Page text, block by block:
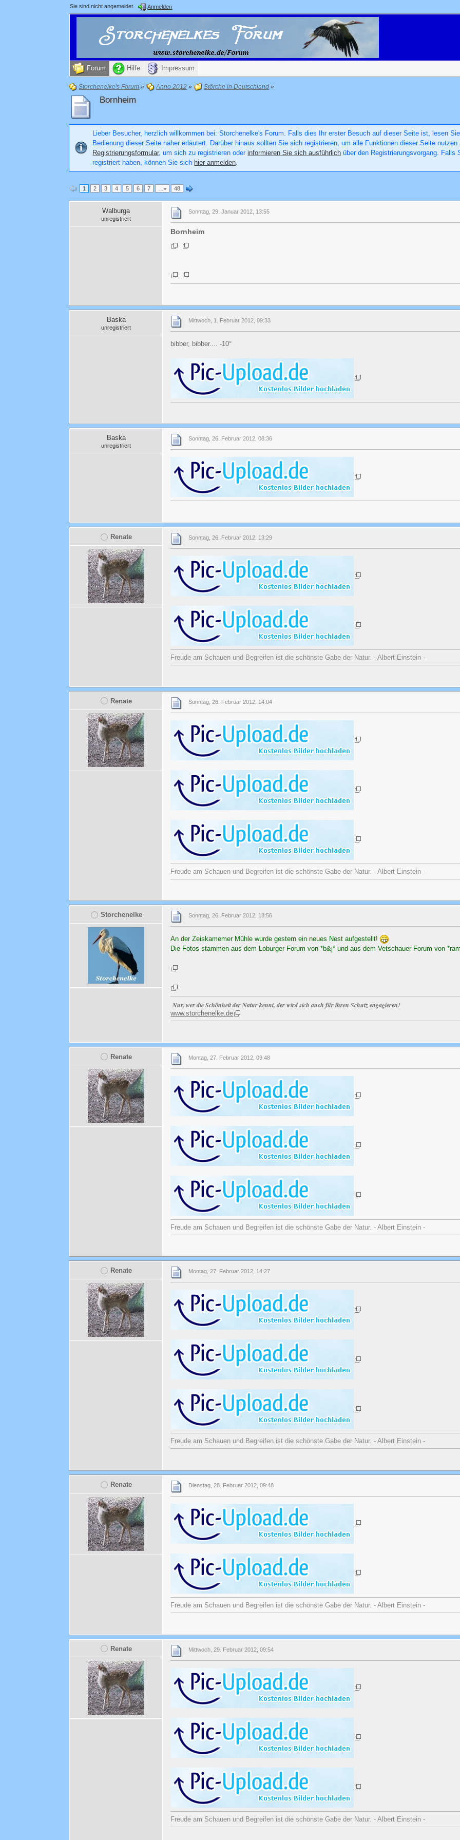
Sie sind nicht angemeldet. Anmelden
Forum Hilfe Impressum
Storchenelke's Forum » Anno 2012 » Störche in Deutschland »
Bornheim
Lieber Besucher, herzlich willkommen bei: Storchenelke's Forum. Falls dies Ihr erster Besuch auf dieser Seite ist, lesen
Bedienung dieser Seite näher erläutert. Darüber hinaus sollten Sie sich registrieren, um alle Funktionen dieser Seite
Registrierungsformular, um sich zu registrieren oderinformieren Sie sich ausführlich über den Registrierungsvorgang.
registriert haben, können Sie sich hier anmelden.
1 2 3 4 5 6 7 … 48
Walburga
unregistriert
Sonntag, 29. Januar 2012, 13:55
Bornheim
Baska
unregistriert
Mittwoch, 1. Februar 2012, 09:33
bibber, bibber.... -10°
Baska
unregistriert
Sonntag, 26. Februar 2012, 08:36
Renate Sonntag, 26. Februar 2012, 13:29
Freude am Schauen und Begreifen ist die schönste Gabe der Natur. - Albert Einstein -
Renate Sonntag, 26. Februar 2012, 14:04
Freude am Schauen und Begreifen ist die schönste Gabe der Natur. - Albert Einstein -
Storchenelke Sonntag, 26. Februar 2012, 18:56
An der Zeiskamemer Mühle wurde gestern ein neues Nest aufgestellt!
Die Fotos stammen aus dem Loburger Forum von *b&j* und aus dem Vetschauer Forum von
Nur, wer die Schönheit der Natur kennt, der wird sich auch für ihren Schutz engagieren!
www.storchenelke.de
Renate Montag, 27. Februar 2012, 09:48
Freude am Schauen und Begreifen ist die schönste Gabe der Natur. - Albert Einstein -
Renate Montag, 27. Februar 2012, 14:27
Freude am Schauen und Begreifen ist die schönste Gabe der Natur. - Albert Einstein -
Renate Dienstag, 28. Februar 2012, 09:48
Freude am Schauen und Begreifen ist die schönste Gabe der Natur. - Albert Einstein -
Renate Mittwoch, 29. Februar 2012, 09:54
Freude am Schauen und Begreifen ist die schönste Gabe der Natur. - Albert Einstein -